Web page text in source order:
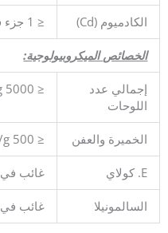
الكادميوم (Cd) ≤ 1 جزء في المليون
الخصائص الميكروبيولوجية:
إجمالي عدد
اللوحات
≤ 5000 cfu/g
الخميرة والعفن ≤ 500 cfu/g
E. كولاي غائب في 5 جم
السالمونيلا غائب في 10 جم